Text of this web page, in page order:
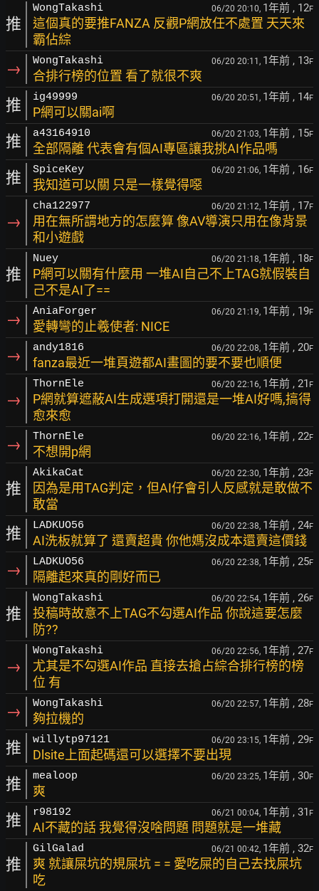
推
WongTakashi 06/20 20:10, 1年前 , 12F
這個真的要推FANZA 反觀P網放任不處置 天天來
霸佔綜
→ WongTakashi 06/20 20:11, 1年前 , 13F
合排行榜的位置 看了就很不爽
推 ig49999 06/20 20:51, 1年前 , 14F
P網可以關ai啊
推 a43164910 06/20 21:03, 1年前 , 15F
全部隔離 代表會有個AI專區讓我挑AI作品嗎
推 SpiceKey 06/20 21:06, 1年前 , 16F
我知道可以關 只是一樣覺得噁
→
cha122977 06/20 21:12, 1年前 , 17F
用在無所謂地方的怎麼算 像AV導演只用在像背景
和小遊戲
推
Nuey 06/20 21:18, 1年前 , 18F
P網可以關有什麼用 一堆AI自己不上TAG就假裝自
己不是AI了==
→ AniaForger 06/20 21:19, 1年前 , 19F
愛轉彎的止羲使者: NICE
→ andy1816 06/20 22:08, 1年前 , 20F
fanza最近一堆頁遊都AI畫圖的要不要也順便
→
ThornEle 06/20 22:16, 1年前 , 21 F
P網就算遮蔽AI生成選項打開還是一堆AI好嗎,搞得
愈來愈
→ ThornEle 06/20 22:16, 1年前 , 22F
不想開p網
推
AkikaCat 06/20 22:30, 1年前 , 23F
因為是用TAG判定，但AI仔會引人反感就是敢做不
敢當
推 LADKUO56 06/20 22:38, 1年前 , 24F
AI洗板就算了 還賣超貴 你他媽沒成本還賣這價錢
→ LADKUO56 06/20 22:38, 1年前 , 25F
隔離起來真的剛好而已
推
WongTakashi 06/20 22:54, 1年前 , 26F
投稿時故意不上TAG不勾選AI作品 你說這要怎麼
防??
→
WongTakashi 06/20 22:56, 1年前 , 27F
尤其是不勾選AI作品 直接去搶占綜合排行榜的榜
位 有
→ WongTakashi 06/20 22:57, 1年前 , 28F
夠拉機的
推 willytp97121 06/20 23:15, 1年前 , 29F
Dlsite上面起碼還可以選擇不要出現
推 mealoop 06/20 23:25, 1年前 , 30F
爽
推 r98192 06/21 00:04, 1年前 , 31 F
AI不藏的話 我覺得沒啥問題 問題就是一堆藏
推
GilGalad 06/21 00:42, 1年前 , 32F
爽 就讓屎坑的規屎坑 = = 愛吃屎的自己去找屎坑
吃